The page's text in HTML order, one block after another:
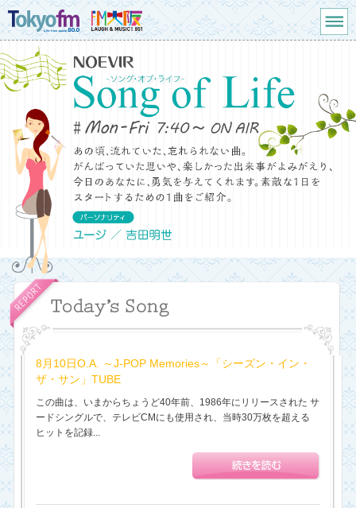
8月10日O.A. ～J-POP Memories～「シーズン・イン・
ザ・サン」TUBE
この曲は、いまからちょうど40年前、1986年にリリースされた サ
ードシングルで、テレビCMにも使用され、当時30万枚を超える
ヒットを記録...